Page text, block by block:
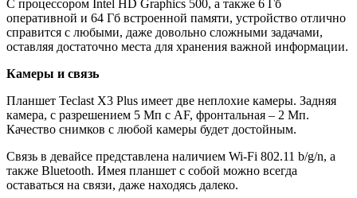
С процессором Intel HD Graphics 500, а также 6 Гб
оперативной и 64 Гб встроенной памяти, устройство отлично
справится с любыми, даже довольно сложными задачами,
оставляя достаточно места для хранения важной информации.
Камеры и связь
Планшет Teclast X3 Plus имеет две неплохие камеры. Задняя
камера, с разрешением 5 Мп с AF, фронтальная – 2 Мп.
Качество снимков с любой камеры будет достойным.
Связь в девайсе представлена наличием Wi-Fi 802.11 b/g/n, а
также Bluetooth. Имея планшет с собой можно всегда
оставаться на связи, даже находясь далеко.